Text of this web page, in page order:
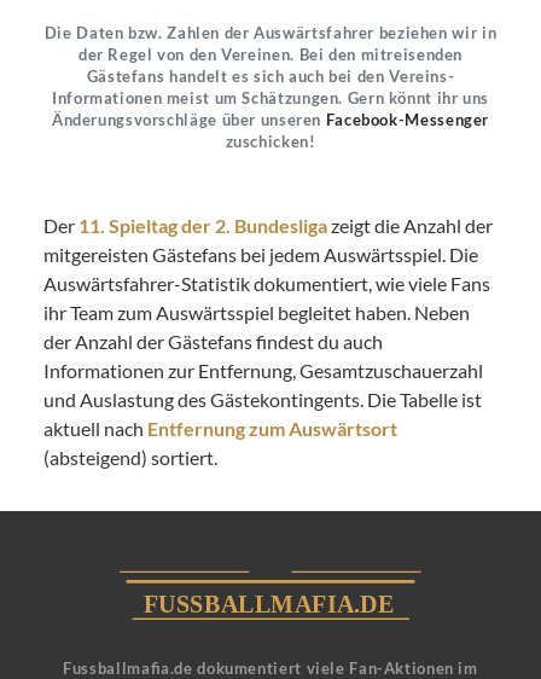
Die Daten bzw. Zahlen der Auswärtsfahrer beziehen wir in
der Regel von den Vereinen. Bei den mitreisenden
Gästefans handelt es sich auch bei den Vereins-
Informationen meist um Schätzungen. Gern könnt ihr uns
Änderungsvorschläge über unseren Facebook-Messenger
zuschicken!
Der 11. Spieltag der 2. Bundesligazeigt die Anzahl der
mitgereisten Gästefans bei jedem Auswärtsspiel. Die
Auswärtsfahrer-Statistik dokumentiert, wie viele Fans
ihr Team zum Auswärtsspiel begleitet haben. Neben
der Anzahl der Gästefans findest du auch
Informationen zur Entfernung, Gesamtzuschauerzahl
und Auslastung des Gästekontingents. Die Tabelle ist
aktuell nach Entfernung zum Auswärtsort
(absteigend) sortiert.
Fussballmafia.de dokumentiert viele Fan-Aktionen im